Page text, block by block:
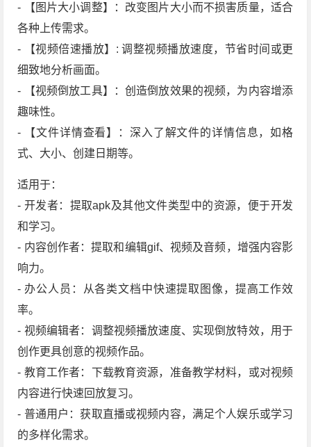
- 【图片大小调整】：改变图片大小而不损害质量，适合
各种上传需求。
- 【视频倍速播放】: 调整视频播放速度，节省时间或更
细致地分析画面。
- 【视频倒放工具】：创造倒放效果的视频，为内容增添
趣味性。
- 【文件详情查看】：深入了解文件的详情信息，如格
式、大小、创建日期等。
适用于：
- 开发者：提取apk及其他文件类型中的资源，便于开发
和学习。
- 内容创作者：提取和编辑gif、视频及音频，增强内容影
响力。
- 办公人员：从各类文档中快速提取图像，提高工作效
率。
- 视频编辑者：调整视频播放速度、实现倒放特效，用于
创作更具创意的视频作品。
- 教育工作者：下载教育资源，准备教学材料，或对视频
内容进行快速回放复习。
- 普通用户：获取直播或视频内容，满足个人娱乐或学习
的多样化需求。